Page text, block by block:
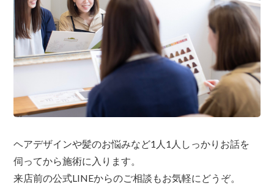
ヘアデザインや髪のお悩みなど1人1人しっかりお話を
伺ってから施術に入ります。
来店前の公式LINEからのご相談もお気軽にどうぞ。